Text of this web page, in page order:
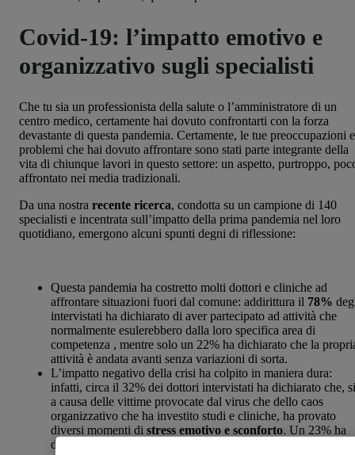
Covid-19: l’impatto emotivo e
organizzativo sugli specialisti
Che tu sia un professionista della salute o l’amministratore di un
centro medico, certamente hai dovuto confrontarti con la forza
devastante di questa pandemia. Certamente, le tue preoccupazioni
problemi che hai dovuto affrontare sono stati parte integrante della
vita di chiunque lavori in questo settore: un aspetto, purtroppo,
affrontato nei media tradizionali.
Da una nostra recente ricerca, condotta su un campione di 140
specialisti e incentrata sull’impatto della prima pandemia nel loro
quotidiano, emergono alcuni spunti degni di riflessione:
Questa pandemia ha costretto molti dottori e cliniche ad
affrontare situazioni fuori dal comune: addirittura il 78%
intervistati ha dichiarato di aver partecipato ad attività che
normalmente esulerebbero dalla loro specifica area di
competenza , mentre solo un 22% ha dichiarato che la
attività è andata avanti senza variazioni di sorta.
L’impatto negativo della crisi ha colpito in maniera dura:
infatti, circa il 32% dei dottori intervistati ha dichiarato che,
a causa delle vittime provocate dal virus che dello caos
organizzativo che ha investito studi e cliniche, ha provato
diversi momenti di stress emotivo e sconforto. Un 23% ha
dichiarato di aver sofferto di queste problematiche addirittura